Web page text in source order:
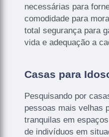
necessárias para
comodidade para
total segurança para
vida e adequação a
Casas para
Pesquisando por
pessoas mais velhas
tranquilas em
de indivíduos em